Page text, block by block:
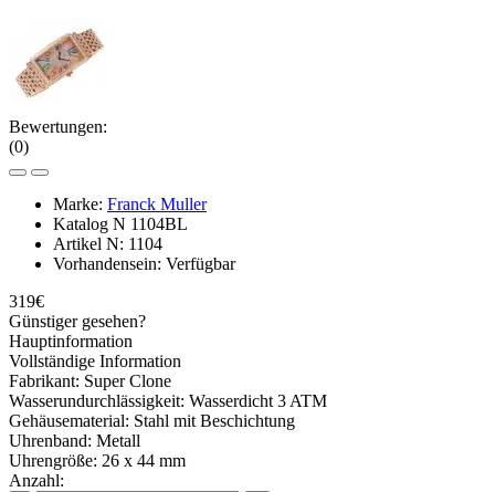
Bewertungen:
(0)
Marke: Franck Muller
Katalog N 1104BL
Artikel N: 1104
Vorhandensein: Verfügbar
319€
Günstiger gesehen?
Hauptinformation
Vollständige Information
Fabrikant: Super Clone
Wasserundurchlässigkeit: Wasserdicht 3 ATM
Gehäusematerial: Stahl mit Beschichtung
Uhrenband: Metall
Uhrengröße: 26 x 44 mm
Anzahl: